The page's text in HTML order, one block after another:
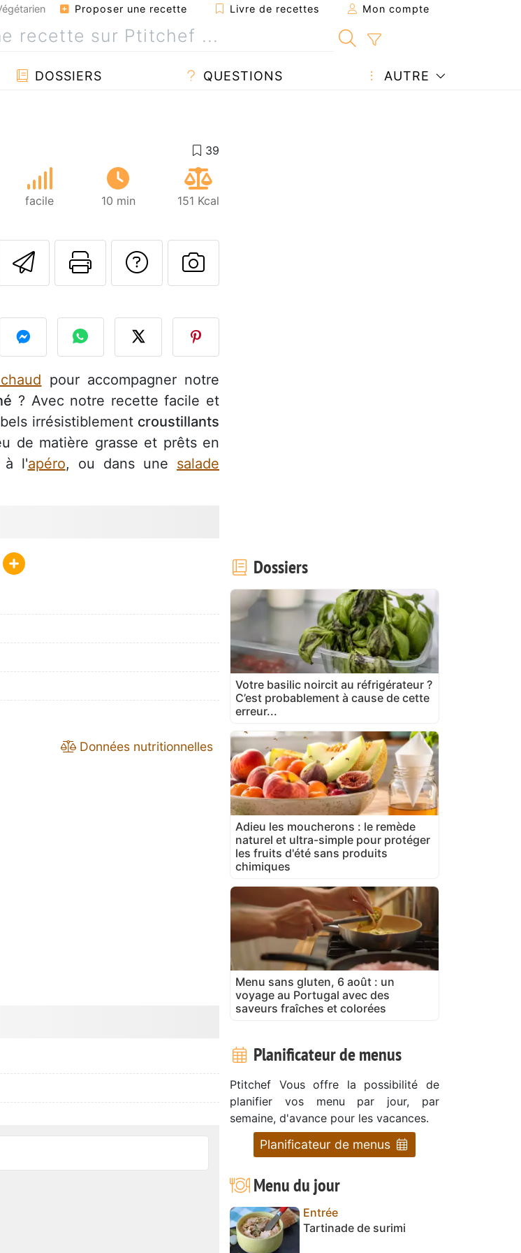
Proposer une recette Livre de recettes Mon compte
DOSSIERS QUESTIONS AUTRE
facile 10 min 151 Kcal
Envoyer cette recette à un ami
Imprimer cette page
Poser une question à l'auteur
Publier votre photo de cette
pour accompagner notre
? Avec notre recette facile et
irrésistiblement croustillants
de matière grasse et prêts en
à l'apéro, ou dans une salade
Données nutritionnelles
Dossiers
Votre basilic noircit au réfrigérateur ?
C’est probablement à cause de cette
erreur...
Adieu les moucherons : le remède
naturel et ultra-simple pour protéger
les fruits d'été sans produits
chimiques
Menu sans gluten, 6 août : un
voyage au Portugal avec des
saveurs fraîches et colorées
Planificateur de menus
Ptitchef Vous offre la possibilité de
planifier vos menu par jour, par
semaine, d'avance pour les vacances.
Planificateur de menus
Menu du jour
Entrée
Tartinade de surimi